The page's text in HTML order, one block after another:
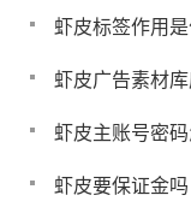
虾皮标签作用是什
虾皮广告素材
虾皮主账号密码怎么
虾皮要保证金